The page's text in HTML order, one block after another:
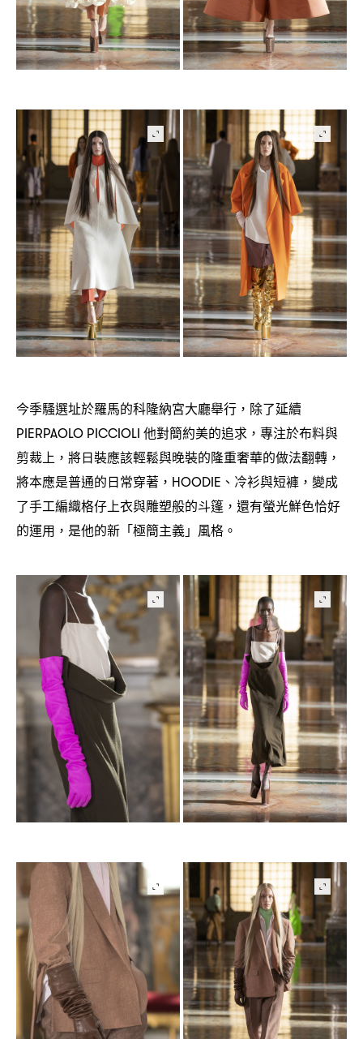
今季騷選址於羅馬的科隆納宮大廳舉行 ， 除了延續
PIERPAOLO PICCIOLI 他對簡約美的追求 ， 專注於布料與
剪裁上 ， 將日裝應該輕鬆與晚裝的隆重奢華的做法翻轉 ，
將本應是普通的日常穿著 ，HOODIE 、冷衫與短褲 ， 變成
了手工編織格仔上衣與雕塑般的斗篷 ， 還有螢光鮮色恰好
的運用 ， 是他的新「極簡主義」風格。